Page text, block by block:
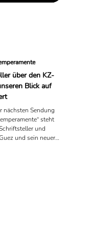
über den KZ-
Blick auf
nächsten Sendung
steht
und
und sein neuer